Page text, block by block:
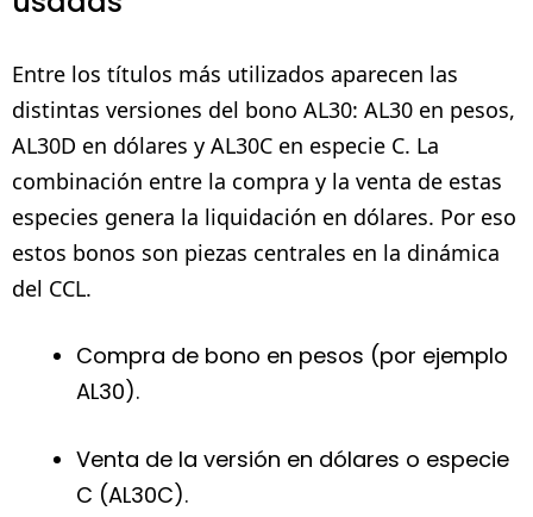
Entre los títulos más utilizados aparecen las
distintas versiones del bono AL30: AL30 en pesos,
AL30D en dólares y AL30C en especie C. La
combinación entre la compra y la venta de estas
especies genera la liquidación en dólares. Por eso
estos bonos son piezas centrales en la dinámica
del CCL.
Compra de bono en pesos (por ejemplo
AL30).
Venta de la versión en dólares o especie
C (AL30C).